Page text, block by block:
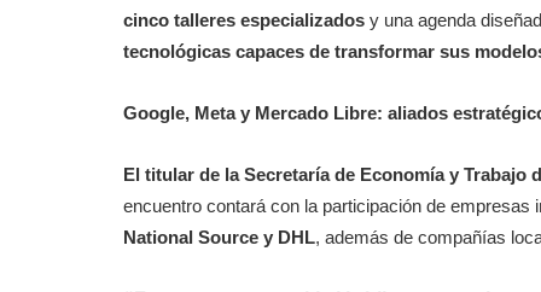
cinco talleres especializados y una agenda
tecnológicas capaces de transformar sus
Google, Meta y Mercado Libre: aliados
El titular de la Secretaría de Economía y Trabajo
encuentro contará con la participación de empresas
National Source y DHL, además de compañías